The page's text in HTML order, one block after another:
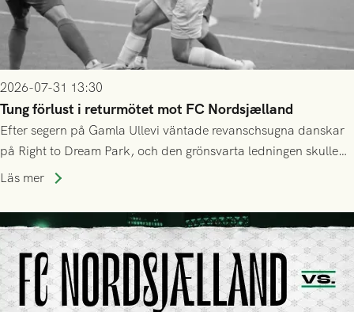
2026-07-31 13:30
Tung förlust i returmötet mot FC Nordsjælland
Efter segern på Gamla Ullevi väntade revanschsugna danskar
på Right to Dream Park, och den grönsvarta ledningen skulle
upphöra efter mindre än kvarten spelad. På lika mark visade
tennissiffror och det grönsvarta europaäventyret tog slut.
Läs mer